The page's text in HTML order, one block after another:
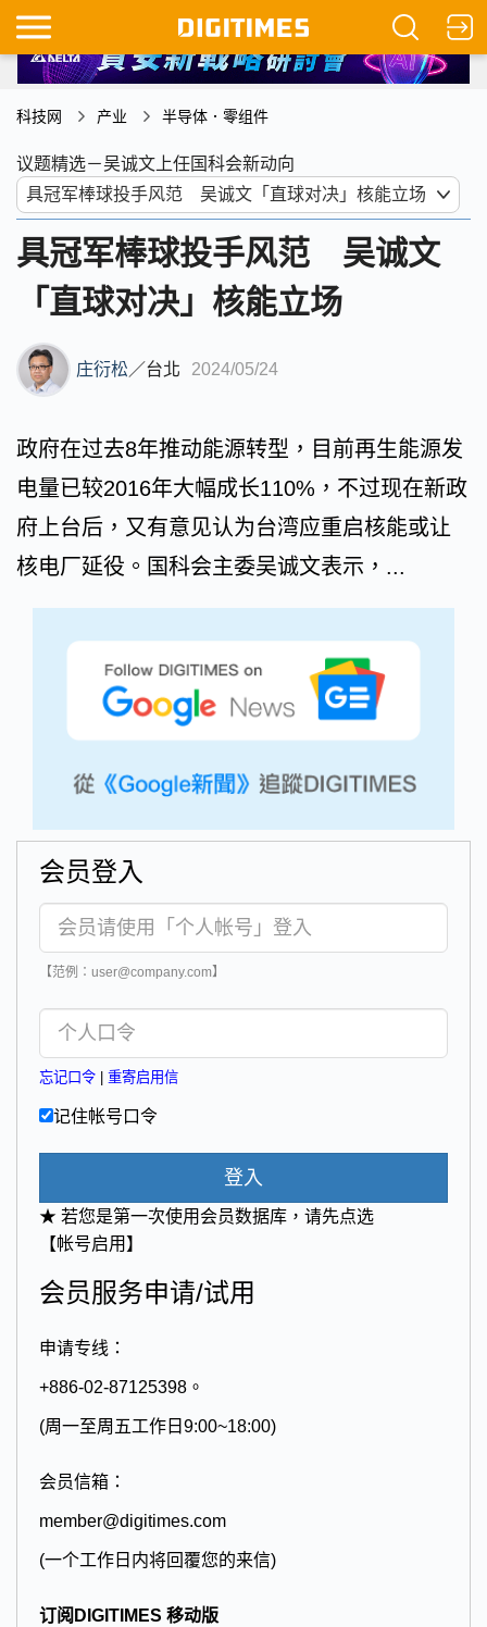
科技网 产业 半导体．零组件
议题精选－吴诚文上任国科会新动向
具冠军棒球投手风范 吴诚文
「直球对决」核能立场
庄衍松／台北 2024/05/24
政府在过去8年推动能源转型，目前再生能源发
电量已较2016年大幅成长110%，不过现在新政
府上台后，又有意见认为台湾应重启核能或让
核电厂延役。国科会主委吴诚文表示，...
会员登入
【范例：user@company.com】
忘记口令 重寄启用信
记住帐号口令
登入
★ 若您是第一次使用会员数据库，请先点选
【帐号启用】
会员服务申请/试用
申请专线：
+886-02-87125398。
(周一至周五工作日9:00~18:00)
会员信箱：
member@digitimes.com
(一个工作日内将回覆您的来信)
订阅DIGITIMES 移动版